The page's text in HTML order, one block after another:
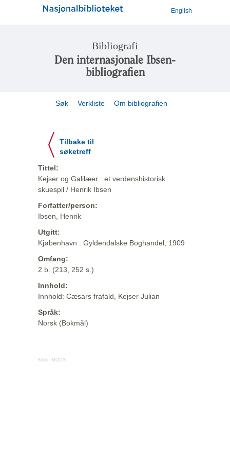
English
Bibliografi
Den internasjonale Ibsen-
bibliografien
Søk Verkliste Om bibliografien
Tilbake til
søketreff
Tittel:
Kejser og Galilæer : et verdenshistorisk
skuespil / Henrik Ibsen
Forfatter/person:
Ibsen, Henrik
Utgitt:
Kjøbenhavn : Gyldendalske Boghandel, 1909
Omfang:
2 b. (213, 252 s.)
Innhold:
Innhold: Cæsars frafald, Kejser Julian
Språk:
Norsk (Bokmål)
Kilde: MODS